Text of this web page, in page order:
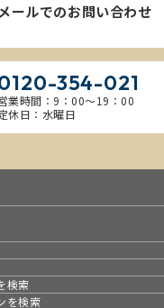
メールでのお問い合わせ
354-021
業時間：9：00～19：00
休日：水曜日
検索
を検索